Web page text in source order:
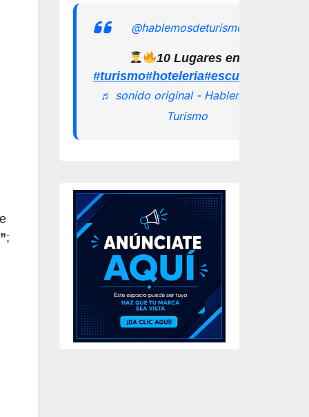
;
@hablemosdeturismomx
10 Lugares en los que
#turismo#hoteleria
♬ sonido original - Hablemos de
Turismo